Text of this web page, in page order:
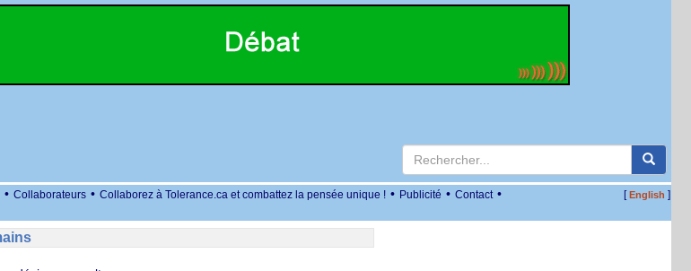
• Collaborateurs • Collaborez à Tolerance.ca et combattez la pensée unique ! • Publicité • Contact • [English ]